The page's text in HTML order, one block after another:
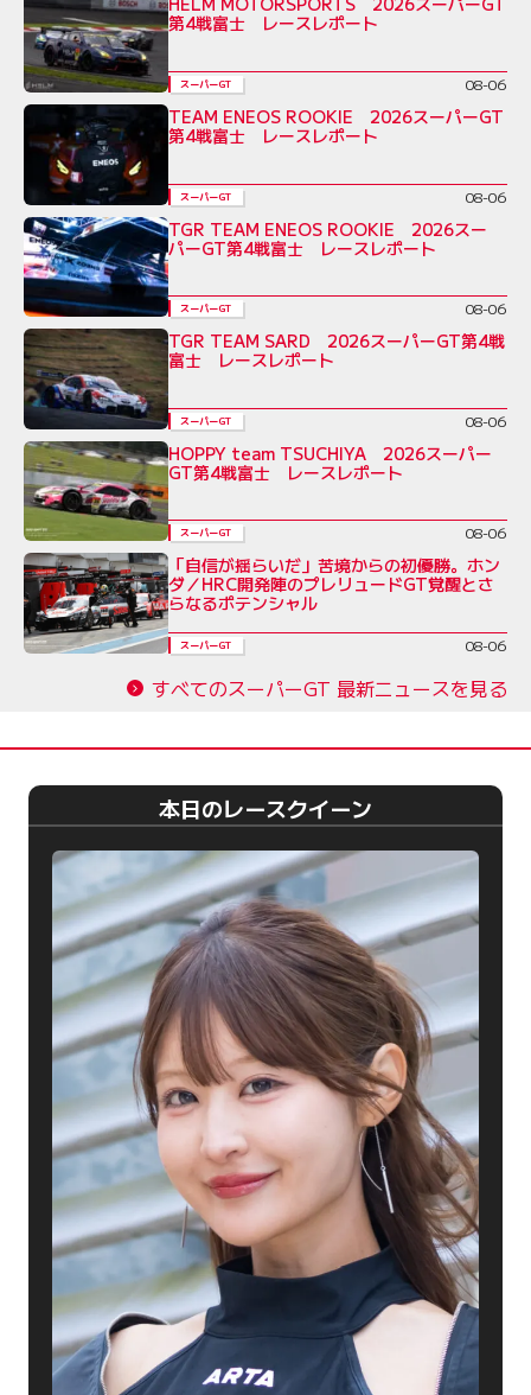
第4戦富士 レースレポート
スーパーGT 08-06
TEAM ENEOS ROOKIE 2026スーパーGT
第4戦富士 レースレポート
スーパーGT 08-06
TGR TEAM ENEOS ROOKIE 2026スー
パーGT第4戦富士 レースレポート
スーパーGT 08-06
TGR TEAM SARD 2026スーパーGT第4戦
富士 レースレポート
スーパーGT 08-06
HOPPY team TSUCHIYA 2026スーパー
GT第4戦富士 レースレポート
スーパーGT 08-06
「自信が揺らいだ」苦境からの初優勝。ホン
ダ／HRC開発陣のプレリュードGT覚醒とさ
らなるポテンシャル
スーパーGT 08-06
すべてのスーパーGT 最新ニュースを見る
本日のレースクイーン